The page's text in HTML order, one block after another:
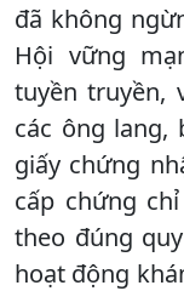
đã không
Hội vững
tuyền truyền,
các ông lang,
giấy chứng
cấp chứng
theo đúng
hoạt động